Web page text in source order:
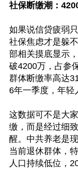
社保断缴潮：
如果说信贷疲弱
社保焦虑才是躲
部相关摸底显示
破4200万，占参
群体断缴率高达
6年一季度，年轻
这数据可不是大
缴，而是经过细
醒。中共养老是
当前退休群体，
人口持续低位，